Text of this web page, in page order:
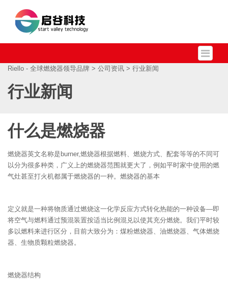
Riello - 全球燃烧器领导品牌 > 公司资讯 > 行业新闻
行业新闻
什么是燃烧器
燃烧器英文名称是burner,燃烧器根据燃料、燃烧方式、配套等等的不同可
以分为很多种类，广义上的燃烧器范围就更大了，例如平时家中使用的燃
气灶甚至打火机都属于燃烧器的一种。燃烧器的基本
定义就是一种将物质通过燃烧这一化学反应方式转化热能的一种设备—即
将空气与燃料通过预混装置按适当比例混兑以使其充分燃烧。我们平时较
多以燃料来进行区分，目前大致分为：煤粉燃烧器、油燃烧器、气体燃烧
器、生物质颗粒燃烧器。
燃烧器结构